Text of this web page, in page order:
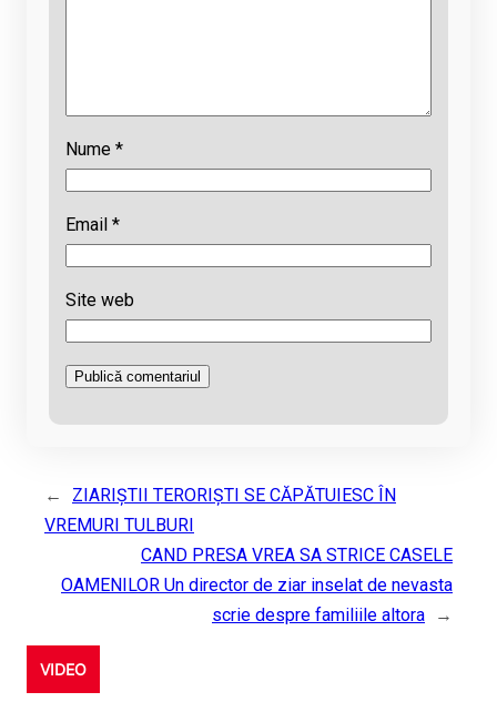
Nume *
Email *
Site web
←
ZIARIŞTII TERORIŞTI SE CĂPĂTUIESC ÎN
VREMURI TULBURI
CAND PRESA VREA SA STRICE CASELE
OAMENILOR Un director de ziar inselat de nevasta
scrie despre familiile altora
→
VIDEO